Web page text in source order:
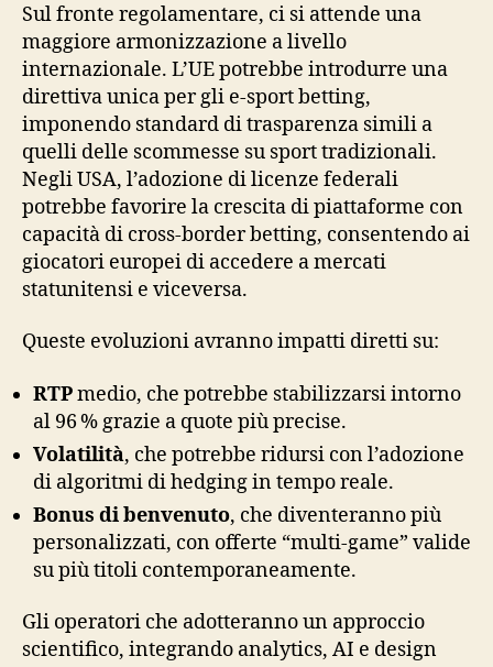
Sul fronte regolamentare, ci si attende una
maggiore armonizzazione a livello
internazionale. L’UE potrebbe introdurre una
direttiva unica per gli e‑sport betting,
imponendo standard di trasparenza simili a
quelli delle scommesse su sport tradizionali.
Negli USA, l’adozione di licenze federali
potrebbe favorire la crescita di piattaforme con
capacità di cross‑border betting, consentendo ai
giocatori europei di accedere a mercati
statunitensi e viceversa.
Queste evoluzioni avranno impatti diretti su:
RTPmedio, che potrebbe stabilizzarsi intorno
al 96 % grazie a quote più precise.
Volatilità, che potrebbe ridursi con l’adozione
di algoritmi di hedging in tempo reale.
Bonus di benvenuto, che diventeranno più
personalizzati, con offerte “multi‑game” valide
su più titoli contemporaneamente.
Gli operatori che adotteranno un approccio
scientifico, integrando analytics, AI e design